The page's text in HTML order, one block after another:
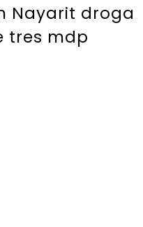
Nayarit droga
tres mdp